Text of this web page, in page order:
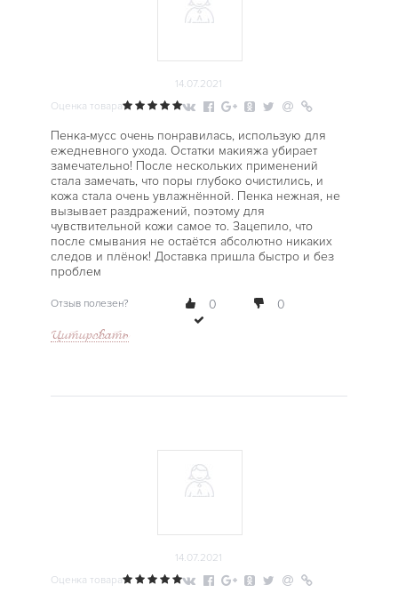
14.07.2021
Оценка товара
Пенка-мусс очень понравилась, использую для
ежедневного ухода. Остатки макияжа убирает
замечательно! После нескольких применений
стала замечать, что поры глубоко очистились, и
кожа стала очень увлажнённой. Пенка нежная, не
вызывает раздражений, поэтому для
чувствительной кожи самое то. Зацепило, что
после смывания не остаётся абсолютно никаких
следов и плёнок! Доставка пришла быстро и без
проблем
Отзыв полезен? 0 0
Цитировать
14.07.2021
Оценка товара